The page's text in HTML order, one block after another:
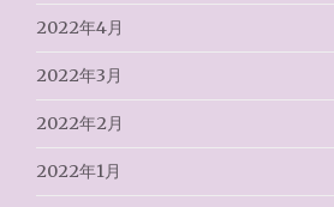
2022年4月
2022年3月
2022年2月
2022年1月